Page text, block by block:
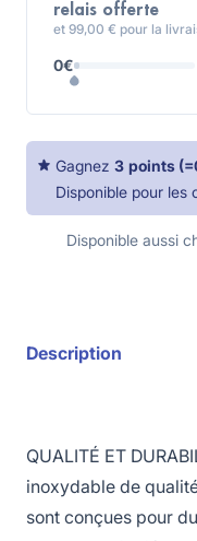
relais offerte
et 99,00 € pour la
0€
Gagnez 3 points (=
Disponible pour les
Disponible aussi
Description
QUALITÉ ET
inoxydable de
sont conçues pour